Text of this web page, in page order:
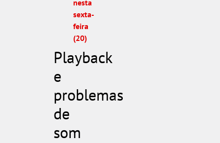
nesta
sexta-
feira
(20)
Playback
e
problemas
de
som